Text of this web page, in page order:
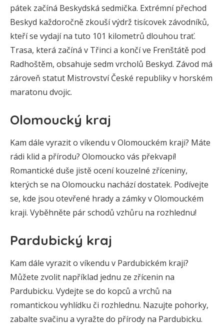
pátek začíná Beskydská sedmička. Extrémní přechod
Beskyd každoročně zkouší výdrž tisícovek závodníků,
kteří se vydají na tuto 101 kilometrů dlouhou trať.
Trasa, která začíná v Třinci a končí ve Frenštátě pod
Radhoštěm, obsahuje sedm vrcholů Beskyd. Závod má
zároveň statut Mistrovství České republiky v horském
maratonu dvojic.
Olomoucký kraj
Kam dále vyrazit o víkendu v Olomouckém kraji? Máte
rádi klid a přírodu? Olomoucko vás překvapí!
Romantické duše jistě ocení kouzelné zříceniny,
kterých se na Olomoucku nachází dostatek. Podívejte
se, kde jsou otevřené hrady a zámky v Olomouckém
kraji. Vyběhněte pár schodů vzhůru na rozhlednu!
Pardubický kraj
Kam dále vyrazit o víkendu v Pardubickém kraji?
Můžete zvolit například jednu ze zřícenin na
Pardubicku. Vydejte se do kopců a vrchů na
romantickou vyhlídku či rozhlednu. Nazujte pohorky,
zabalte svačinu a vyražte do přírody na Pardubicku.